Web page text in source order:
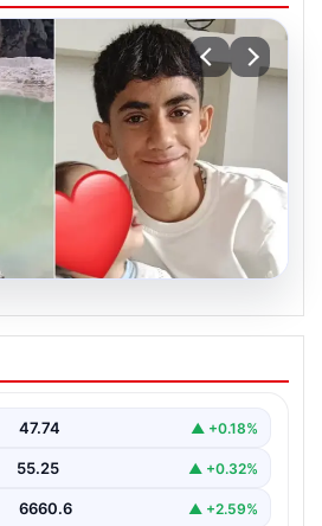
hafriyat alınan
"content": "Erzurum’un Oltu
47.74 ▲ +0.18%
55.25 ▲ +0.32%
6660.6 ▲ +2.59%